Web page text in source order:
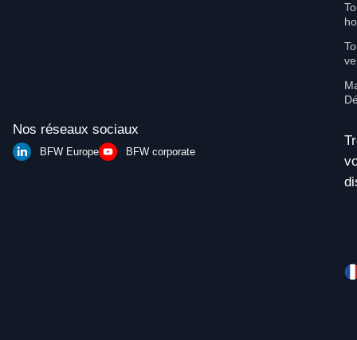
Nos réseaux sociaux
BFW Europe BFW corporate